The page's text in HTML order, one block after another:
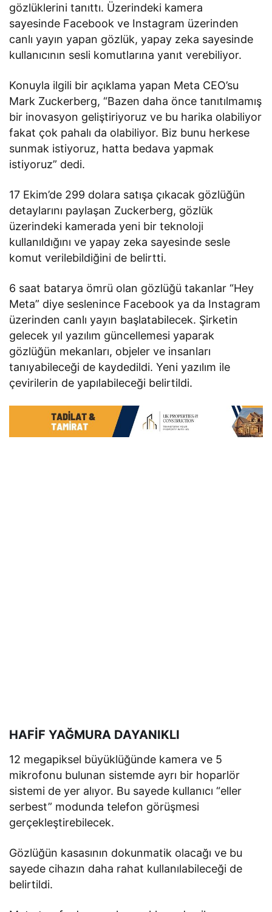
gözlüklerini tanıttı. Üzerindeki kamera
sayesinde Facebook ve Instagram üzerinden
canlı yayın yapan gözlük, yapay zeka sayesinde
kullanıcının sesli komutlarına yanıt verebiliyor.
Konuyla ilgili bir açıklama yapan Meta CEO’su
Mark Zuckerberg, “Bazen daha önce tanıtılmamış
bir inovasyon geliştiriyoruz ve bu harika olabiliyor
fakat çok pahalı da olabiliyor. Biz bunu herkese
sunmak istiyoruz, hatta bedava yapmak
istiyoruz” dedi.
17 Ekim’de 299 dolara satışa çıkacak gözlüğün
detaylarını paylaşan Zuckerberg, gözlük
üzerindeki kamerada yeni bir teknoloji
kullanıldığını ve yapay zeka sayesinde sesle
komut verilebildiğini de belirtti.
6 saat batarya ömrü olan gözlüğü takanlar “Hey
Meta” diye seslenince Facebook ya da Instagram
üzerinden canlı yayın başlatabilecek. Şirketin
gelecek yıl yazılım güncellemesi yaparak
gözlüğün mekanları, objeler ve insanları
tanıyabileceği de kaydedildi. Yeni yazılım ile
çevirilerin de yapılabileceği belirtildi.
HAFİF YAĞMURA DAYANIKLI
12 megapiksel büyüklüğünde kamera ve 5
mikrofonu bulunan sistemde ayrı bir hoparlör
sistemi de yer alıyor. Bu sayede kullanıcı “eller
serbest” modunda telefon görüşmesi
gerçekleştirebilecek.
Gözlüğün kasasının dokunmatik olacağı ve bu
sayede cihazın daha rahat kullanılabileceği de
belirtildi.